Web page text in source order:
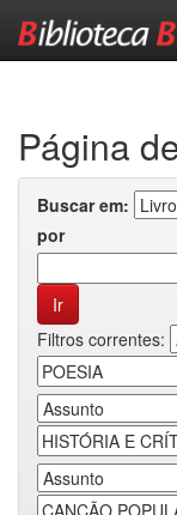
Página
Buscar em:
por
Filtros correntes: